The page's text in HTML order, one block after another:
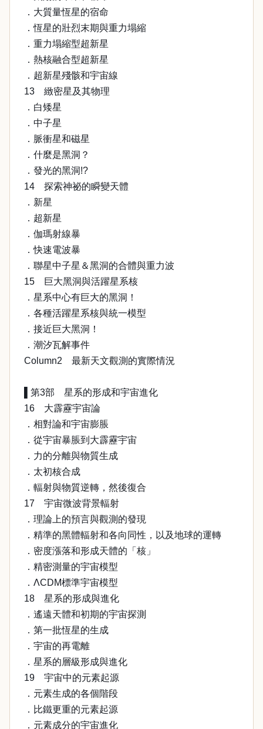
．大質量恆星的宿命
．恆星的壯烈末期與重力塌縮
．重力塌縮型超新星
．熱核融合型超新星
．超新星殘骸和宇宙線
13 緻密星及其物理
．白矮星
．中子星
．脈衝星和磁星
．什麼是黑洞？
．發光的黑洞!?
14 探索神祕的瞬變天體
．新星
．超新星
．伽瑪射線暴
．快速電波暴
．聯星中子星＆黑洞的合體與重力波
15 巨大黑洞與活躍星系核
．星系中心有巨大的黑洞！
．各種活躍星系核與統一模型
．接近巨大黑洞！
．潮汐瓦解事件
Column2 最新天文觀測的實際情況
▌第3部 星系的形成和宇宙進化
16 大霹靂宇宙論
．相對論和宇宙膨脹
．從宇宙暴脹到大霹靂宇宙
．力的分離與物質生成
．太初核合成
．輻射與物質逆轉，然後復合
17 宇宙微波背景輻射
．理論上的預言與觀測的發現
．精準的黑體輻射和各向同性，以及地球的運轉
．密度漲落和形成天體的「核」
．精密測量的宇宙模型
．ΛCDM標準宇宙模型
18 星系的形成與進化
．遙遠天體和初期的宇宙探測
．第一批恆星的生成
．宇宙的再電離
．星系的層級形成與進化
19 宇宙中的元素起源
．元素生成的各個階段
．比鐵更重的元素起源
．元素成分的宇宙進化